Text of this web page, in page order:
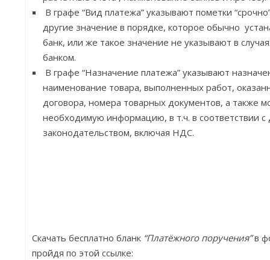
В графе “Вид платежа” указывают пометки
другие значение в порядке, которое обычно
банк, или же такое значение не указывают в
банком.
В графе “Назначение платежа” указывают
наименование товара, выполненных работ,
договора, номера товарных документов, а также
необходимую информацию, в т.ч. в соответствии
законодательством, включая НДС.
Скачать бесплатно бланк “Платёжного поручения”в
пройдя по этой ссылке: